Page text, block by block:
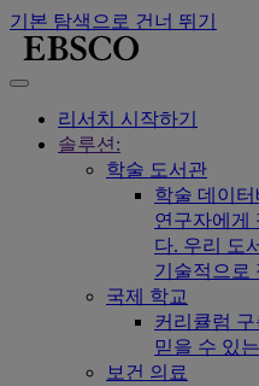
기본 탐색으로 건너 뛰기
리서치 시작하기
솔루션:
학술 도서관
학술 데이
연구자에게
다. 우리 도
기술적으로
국제 학교
커리큘럼
믿을 수 있
보건 의료